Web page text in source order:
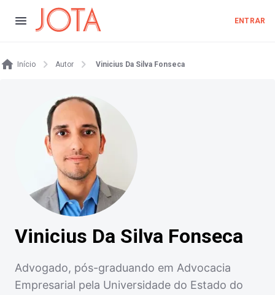
ENTRAR
Início Autor Vinicius Da Silva Fonseca
Vinicius Da Silva Fonseca
Advogado, pós-graduando em Advocacia
Empresarial pela Universidade do Estado do